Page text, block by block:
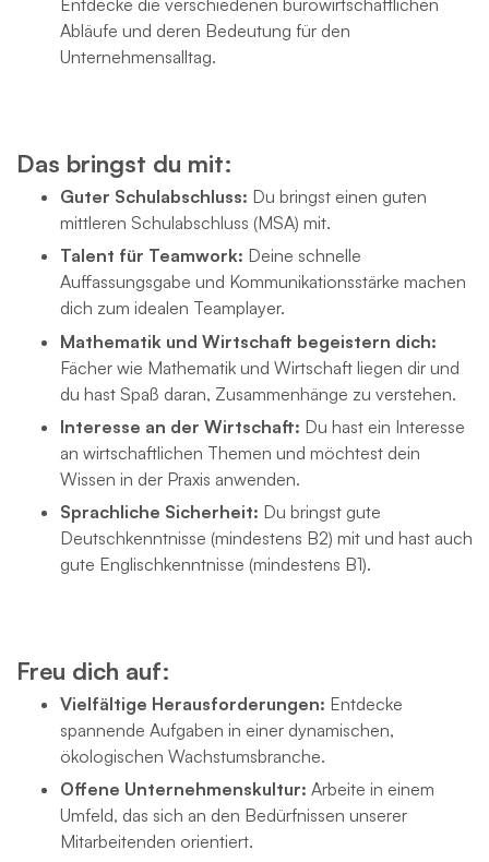
Entdecke die verschiedenen bürowirtschaftlichen
Abläufe und deren Bedeutung für den
Unternehmensalltag.
Das bringst du mit:
Guter Schulabschluss: Du bringst einen guten
mittleren Schulabschluss (MSA) mit.
Talent für Teamwork: Deine schnelle
Auffassungsgabe und Kommunikationsstärke machen
dich zum idealen Teamplayer.
Mathematik und Wirtschaft begeistern dich:
Fächer wie Mathematik und Wirtschaft liegen dir und
du hast Spaß daran, Zusammenhänge zu verstehen.
Interesse an der Wirtschaft: Du hast ein Interesse
an wirtschaftlichen Themen und möchtest dein
Wissen in der Praxis anwenden.
Sprachliche Sicherheit: Du bringst gute
Deutschkenntnisse (mindestens B2) mit und hast auch
gute Englischkenntnisse (mindestens B1).
Freu dich auf:
Vielfältige Herausforderungen: Entdecke
spannende Aufgaben in einer dynamischen,
ökologischen Wachstumsbranche.
Offene Unternehmenskultur: Arbeite in einem
Umfeld, das sich an den Bedürfnissen unserer
Mitarbeitenden orientiert.